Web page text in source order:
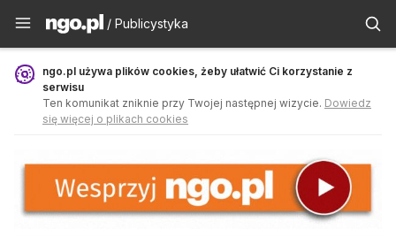
Publicystyka - ngo.pl
/ Publicystyka
ngo.pl używa plików cookies, żeby ułatwić Ci korzystanie z
serwisu
Ten komunikat zniknie przy Twojej następnej wizycie. Dowiedz
się więcej o plikach cookies